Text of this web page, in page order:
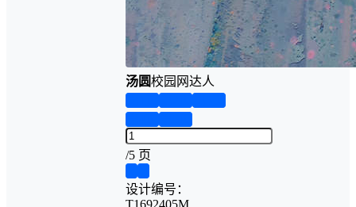
汤圆校园网达人
/5 页
设计编号：
T1692405M